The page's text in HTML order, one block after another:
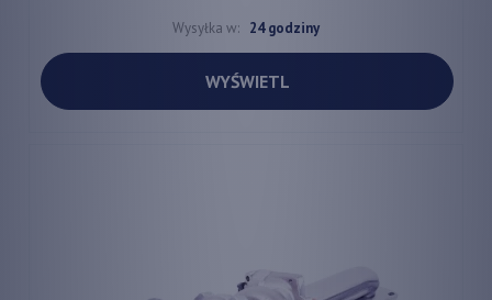
Wysyłka w: 24 godziny
WYŚWIETL